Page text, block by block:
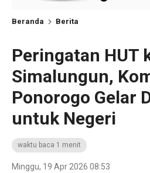
Beranda Berita
Peringatan HUT
Simalungun,
Ponorogo Gelar
untuk Negeri
waktu baca 1 menit
Minggu, 19 Apr 2026 08:53